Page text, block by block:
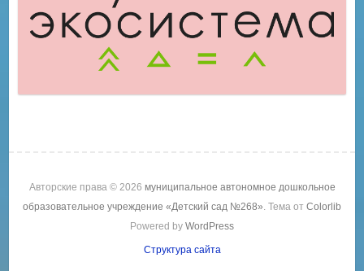
Авторские права © 2026 муниципальное автономное дошкольное
образовательное учреждение «Детский сад №268». Тема от Colorlib
Powered by WordPress
Структура сайта